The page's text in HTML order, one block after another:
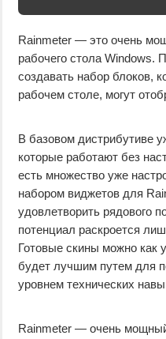
Rainmeter — это очень
рабочего стола Windows.
создавать набор блоков,
рабочем столе, могут
В базовом дистрибутиве
которые работают без
есть множество уже
набором виджетов для
удовлетворить рядового
потенциал раскроется
Готовые скины можно как
будет лучшим путем для
уровнем технических
Rainmeter — очень